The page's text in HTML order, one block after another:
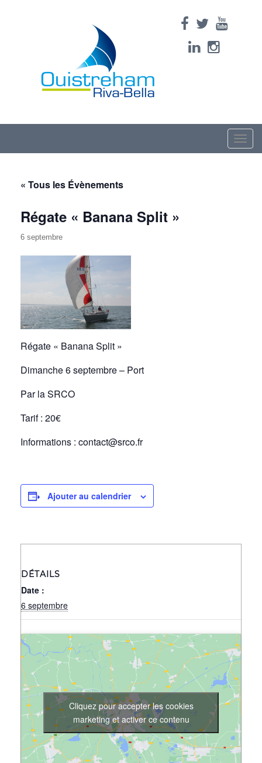
Toggle
« Tous les Évènements
Régate « Banana Split »
6 septembre
Régate « Banana Split »
Dimanche 6 septembre – Port
Par la SRCO
Tarif : 20€
Informations : contact@srco.fr
Ajouter au calendrier
DÉTAILS
Date :
6 septembre
Cliquez pour accepter les cookies
marketing et activer ce contenu